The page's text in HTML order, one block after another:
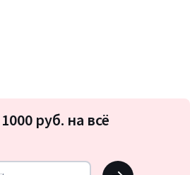
на
руб. на всё
OK